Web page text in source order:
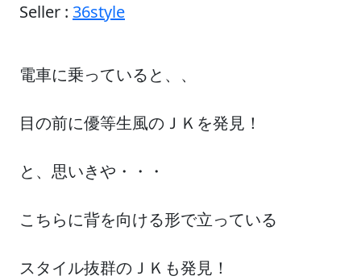
Seller : 36style
電車に乗っていると、、
目の前に優等生風のＪＫを発見！
と、思いきや・・・
こちらに背を向ける形で立っている
スタイル抜群のＪＫも発見！